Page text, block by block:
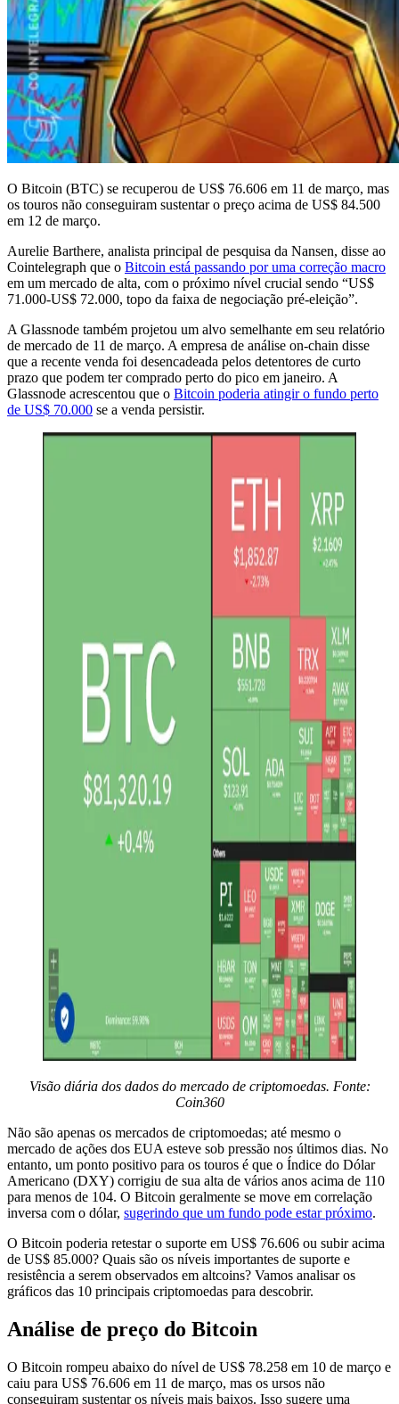
O Bitcoin (BTC) se recuperou de US$ 76.606 em 11 de março, mas
os touros não conseguiram sustentar o preço acima de US$ 84.500
em 12 de março.
Aurelie Barthere, analista principal de pesquisa da Nansen, disse ao
Cointelegraph que o Bitcoin está passando por uma correção macro
em um mercado de alta, com o próximo nível crucial sendo “US$
71.000-US$ 72.000, topo da faixa de negociação pré-eleição”.
A Glassnode também projetou um alvo semelhante em seu relatório
de mercado de 11 de março. A empresa de análise on-chain disse
que a recente venda foi desencadeada pelos detentores de curto
prazo que podem ter comprado perto do pico em janeiro. A
Glassnode acrescentou que o Bitcoin poderia atingir o fundo perto
de US$ 70.000 se a venda persistir.
Visão diária dos dados do mercado de criptomoedas. Fonte:
Coin360
Não são apenas os mercados de criptomoedas; até mesmo o
mercado de ações dos EUA esteve sob pressão nos últimos dias. No
entanto, um ponto positivo para os touros é que o Índice do Dólar
Americano (DXY) corrigiu de sua alta de vários anos acima de 110
para menos de 104. O Bitcoin geralmente se move em correlação
inversa com o dólar, sugerindo que um fundo pode estar próximo.
O Bitcoin poderia retestar o suporte em US$ 76.606 ou subir acima
de US$ 85.000? Quais são os níveis importantes de suporte e
resistência a serem observados em altcoins? Vamos analisar os
gráficos das 10 principais criptomoedas para descobrir.
Análise de preço do Bitcoin
O Bitcoin rompeu abaixo do nível de US$ 78.258 em 10 de março e
caiu para US$ 76.606 em 11 de março, mas os ursos não
conseguiram sustentar os níveis mais baixos. Isso sugere uma